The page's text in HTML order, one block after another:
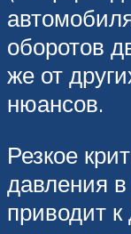
оборотов
же от
нюансов.
Резкое
давления
приводит